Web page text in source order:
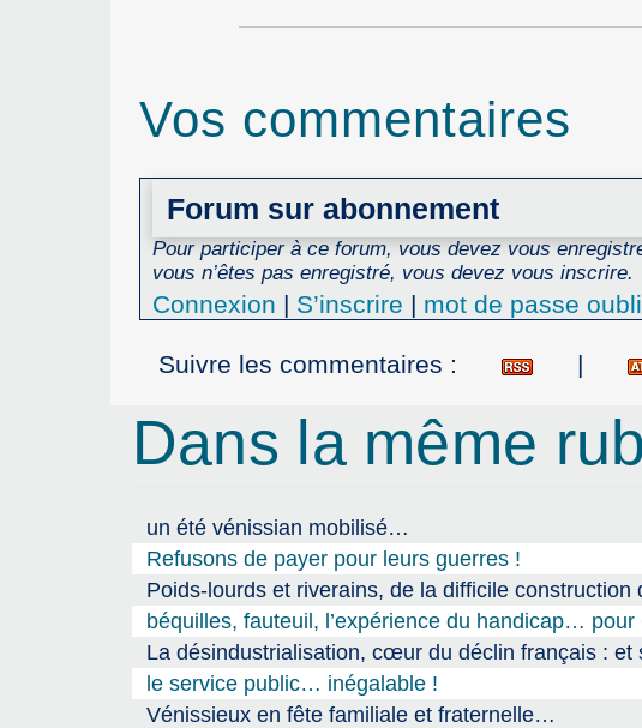
Vos commentaires
Forum sur abonnement
Pour participer à ce forum, vous devez vous
vous n’êtes pas enregistré, vous devez vous inscrire.
Connexion | S’inscrire | mot de passe
Suivre les commentaires : |
Dans la même
un été vénissian mobilisé…
Refusons de payer pour leurs guerres !
Poids-lourds et riverains, de la difficile construction
béquilles, fauteuil, l’expérience du handicap… pour
La désindustrialisation, cœur du déclin français : et
le service public… inégalable !
Vénissieux en fête familiale et fraternelle…